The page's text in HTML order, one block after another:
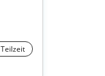
Teilzeit